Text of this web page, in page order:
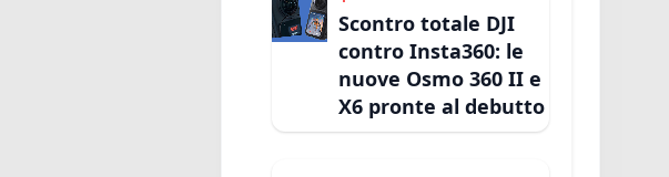
Scontro totale DJI
contro Insta360: le
nuove Osmo 360 II e
X6 pronte al debutto